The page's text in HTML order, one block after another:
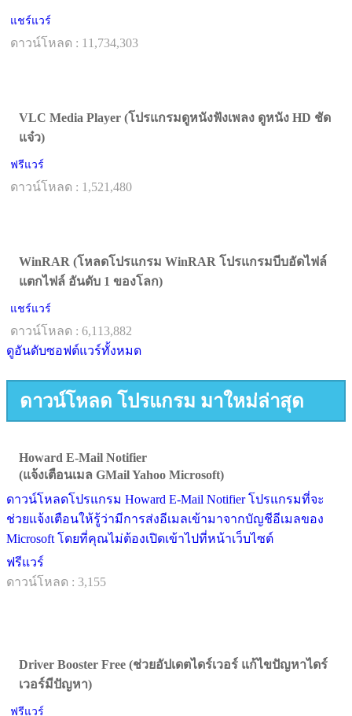
แชร์แวร์
ดาวน์โหลด : 11,734,303
VLC Media Player (โปรแกรมดูหนังฟังเพลง ดูหนัง HD ชัด
แจ๋ว)
ฟรีแวร์
ดาวน์โหลด : 1,521,480
WinRAR (โหลดโปรแกรม WinRAR โปรแกรมบีบอัดไฟล์
แตกไฟล์ อันดับ 1 ของโลก)
แชร์แวร์
ดาวน์โหลด : 6,113,882
ดูอันดับซอฟต์แวร์ทั้งหมด
ดาวน์โหลด โปรแกรม มาใหม่ล่าสุด
Howard E-Mail Notifier
(แจ้งเตือนเมล GMail Yahoo Microsoft)
ดาวน์โหลดโปรแกรม Howard E-Mail Notifier โปรแกรมที่จะ
ช่วยแจ้งเตือนให้รู้ว่ามีการส่งอีเมลเข้ามาจากบัญชีอีเมลของ
Microsoft โดยที่คุณไม่ต้องเปิดเข้าไปที่หน้าเว็บไซต์
ฟรีแวร์
ดาวน์โหลด : 3,155
Driver Booster Free (ช่วยอัปเดตไดร์เวอร์ แก้ไขปัญหาไดร์
เวอร์มีปัญหา)
ฟรีแวร์